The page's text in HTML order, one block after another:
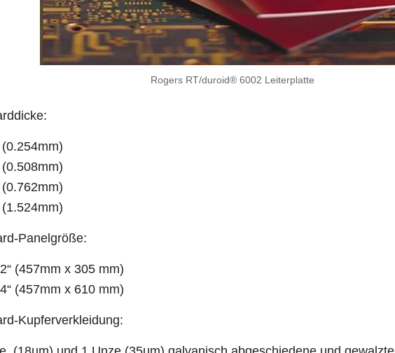
Rogers RT/duroid® 6002 Leiterplatte
(0.254mm)
(0.508mm)
(0.762mm)
(1.524mm)
Panelgröße:
(457mm x 305 mm)
(457mm x 610 mm)
Kupferverkleidung: